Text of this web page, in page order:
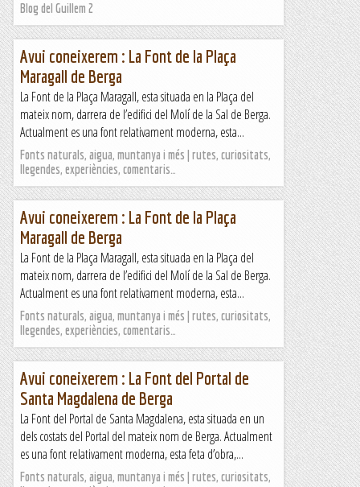
Blog del Guillem 2
Avui coneixerem : La Font de la Plaça
Maragall de Berga
La Font de la Plaça Maragall, esta situada en la Plaça del
mateix nom, darrera de l’edifici del Molí de la Sal de Berga.
Actualment es una font relativament moderna, esta...
Fonts naturals, aigua, muntanya i més | rutes, curiositats,
llegendes, experiències, comentaris…
Avui coneixerem : La Font de la Plaça
Maragall de Berga
La Font de la Plaça Maragall, esta situada en la Plaça del
mateix nom, darrera de l’edifici del Molí de la Sal de Berga.
Actualment es una font relativament moderna, esta...
Fonts naturals, aigua, muntanya i més | rutes, curiositats,
llegendes, experiències, comentaris…
Avui coneixerem : La Font del Portal de
Santa Magdalena de Berga
La Font del Portal de Santa Magdalena, esta situada en un
dels costats del Portal del mateix nom de Berga. Actualment
es una font relativament moderna, esta feta d’obra,...
Fonts naturals, aigua, muntanya i més | rutes, curiositats,